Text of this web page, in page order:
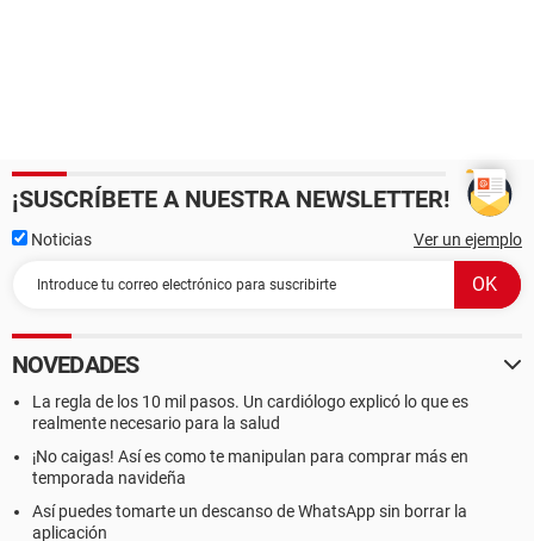
¡SUSCRÍBETE A NUESTRA NEWSLETTER!
Noticias Ver un ejemplo
NOVEDADES
La regla de los 10 mil pasos. Un cardiólogo explicó lo que es
realmente necesario para la salud
¡No caigas! Así es como te manipulan para comprar más en
temporada navideña
Así puedes tomarte un descanso de WhatsApp sin borrar la
aplicación